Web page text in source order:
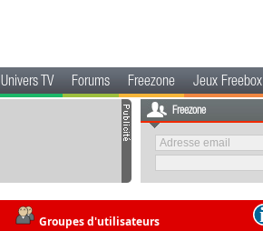
Univers TV Forums Freezone Jeux Freebox
Freezone
Groupes d'utilisateurs